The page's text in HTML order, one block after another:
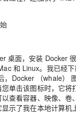
面，安装 Docker
和 Linux。我已经
，Docker （whale）
单击该图标时，它将
查看容器、映像、卷
示了我在本地计算机